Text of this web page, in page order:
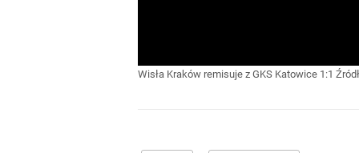
Wisła Kraków remisuje z GKS Katowice 1:1